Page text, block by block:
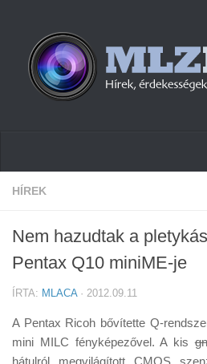
Hírek
Cikkek
Tudástár
HÍREK
Nem hazudtak a
Pentax Q10 miniME-je
ÍRTA: MLACA· 2012.09.11
A Pentax Ricoh bővítette Q-
mini MILC fényképezővel. A kis
hátulról megvilágított CMOS